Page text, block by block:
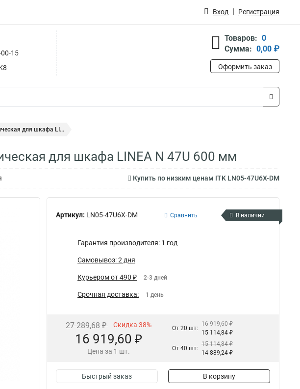
Вход Регистрация
15
Товаров: 0
Сумма: 0,00 ₽
Оформить заказ
для шкафа LI...
для шкафа LINEA N 47U 600 мм
Купить по низким ценам ITK LN05-47U6X-DM
Артикул: LN05-47U6X-DM Сравнить В наличии
Гарантия производителя: 1 год
Самовывоз: 2 дня
Курьером от 490 ₽ 2-3 дней
Срочная доставка: 1 день
27 289,68 ₽ Скидка 38%
16 919,60 ₽
Цена за 1 шт.
От 20 шт:
16 919,60 ₽
15 114,84 ₽
От 40 шт:
15 114,84 ₽
14 889,24 ₽
Быстрый заказ В корзину